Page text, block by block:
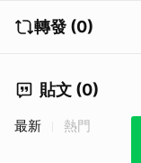
轉發 (0)
貼文 (0)
最新 熱門